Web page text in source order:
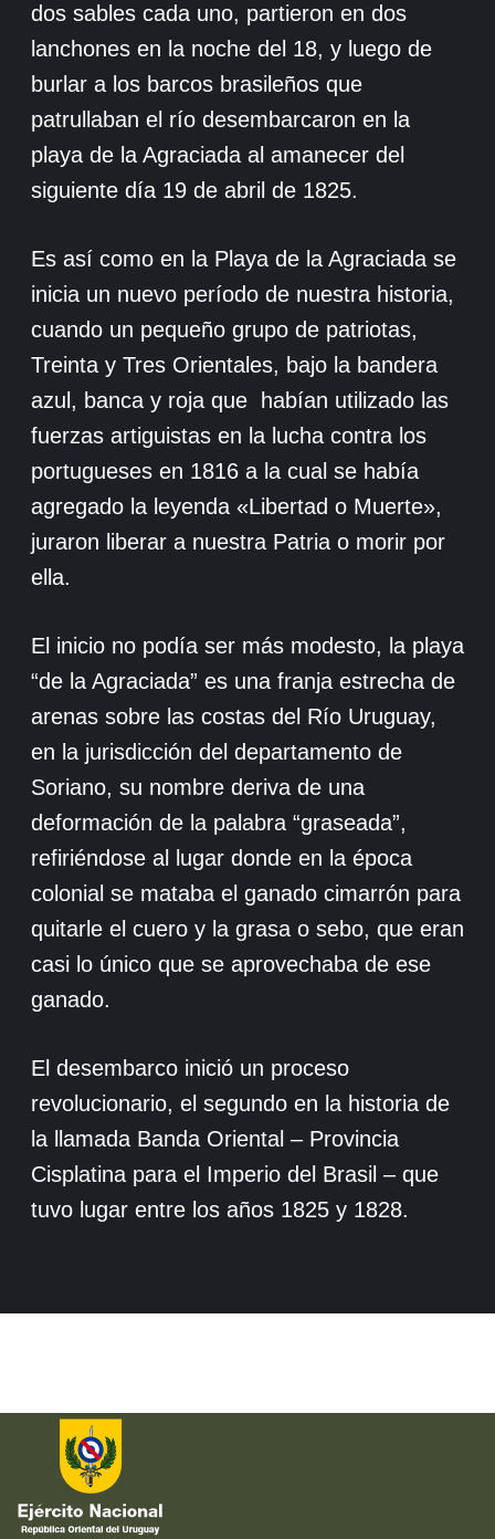
dos sables cada uno, partieron en dos
lanchones en la noche del 18, y luego de
burlar a los barcos brasileños que
patrullaban el río desembarcaron en la
playa de la Agraciada al amanecer del
siguiente día 19 de abril de 1825.
Es así como en la Playa de la Agraciada se
inicia un nuevo período de nuestra historia,
cuando un pequeño grupo de patriotas,
Treinta y Tres Orientales, bajo la bandera
azul, banca y roja que habían utilizado las
fuerzas artiguistas en la lucha contra los
portugueses en 1816 a la cual se había
agregado la leyenda «Libertad o Muerte»,
juraron liberar a nuestra Patria o morir por
ella.
El inicio no podía ser más modesto, la playa
“de la Agraciada” es una franja estrecha de
arenas sobre las costas del Río Uruguay,
en la jurisdicción del departamento de
Soriano, su nombre deriva de una
deformación de la palabra “graseada”,
refiriéndose al lugar donde en la época
colonial se mataba el ganado cimarrón para
quitarle el cuero y la grasa o sebo, que eran
casi lo único que se aprovechaba de ese
ganado.
El desembarco inició un proceso
revolucionario, el segundo en la historia de
la llamada Banda Oriental – Provincia
Cisplatina para el Imperio del Brasil – que
tuvo lugar entre los años 1825 y 1828.